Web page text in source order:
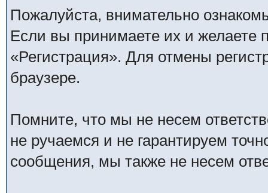
Пожалуйста, внимательно
Если вы принимаете их и желаете
«Регистрация». Для отмены
браузере.
Помните, что мы не несем
не ручаемся и не гарантируем
сообщения, мы также не несем